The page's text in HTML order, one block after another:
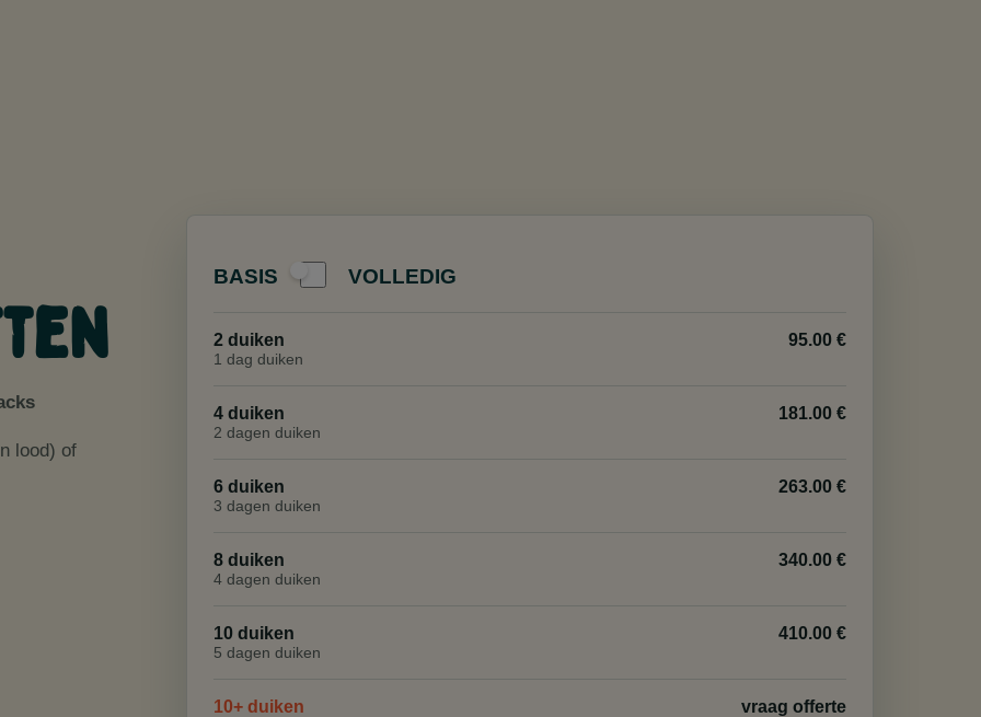
lood) of
BASIS VOLLEDIG
2 duiken
1 dag duiken
95.00 €
4 duiken
2 dagen duiken
181.00 €
6 duiken
3 dagen duiken
263.00 €
8 duiken
4 dagen duiken
340.00 €
10 duiken
5 dagen duiken
410.00 €
10+ duiken vraag offerte